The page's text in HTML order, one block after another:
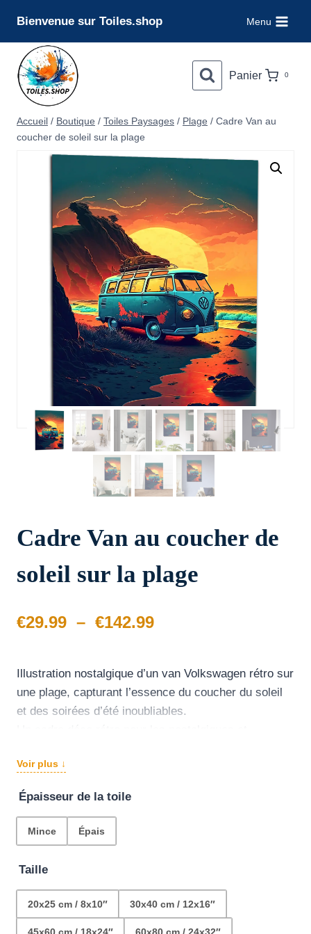
contenu
Bienvenue sur Toiles.shop Menu
Panier 0
Accueil / Boutique / Toiles Paysages / Plage / Cadre Van au
coucher de soleil sur la plage
Cadre Van au coucher de
soleil sur la plage
€29.99 – €142.99Plage
prix :
€29.99
Illustration nostalgique d’un van Volkswagen rétro sur
une plage, capturant l’essence du coucher du soleil
et des soirées d’été inoubliables.
de soleil
Voir plus ↓
Épaisseur de la toile
Mince Épais
Taille
20x25 cm / 8x10″ 30x40 cm / 12x16″